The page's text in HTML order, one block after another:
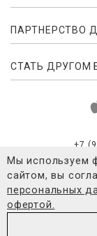
ПАРТНЕРСТВО
СТАТЬ ДРУГОМ
+7
Мы используем
сайтом, вы
персональных
офертой.